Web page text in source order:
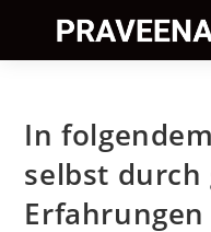
content
In
selbst durch